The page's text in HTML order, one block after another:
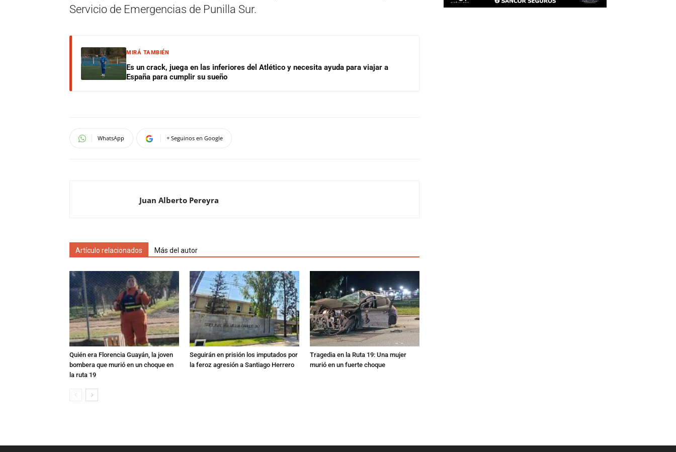
Servicio de Emergencias de Punilla Sur.
MIRÁ TAMBIÉN
Es un crack, juega en las inferiores del Atlético y necesita ayuda para viajar a
España para cumplir su sueño
WhatsApp + Seguinos en Google
Juan Alberto Pereyra
Artículo relacionados Más del autor
Quién era Florencia Guayán, la joven
bombera que murió en un choque en
la ruta 19
Seguirán en prisión los imputados por
la feroz agresión a Santiago Herrero
Tragedia en la Ruta 19: Una mujer
murió en un fuerte choque